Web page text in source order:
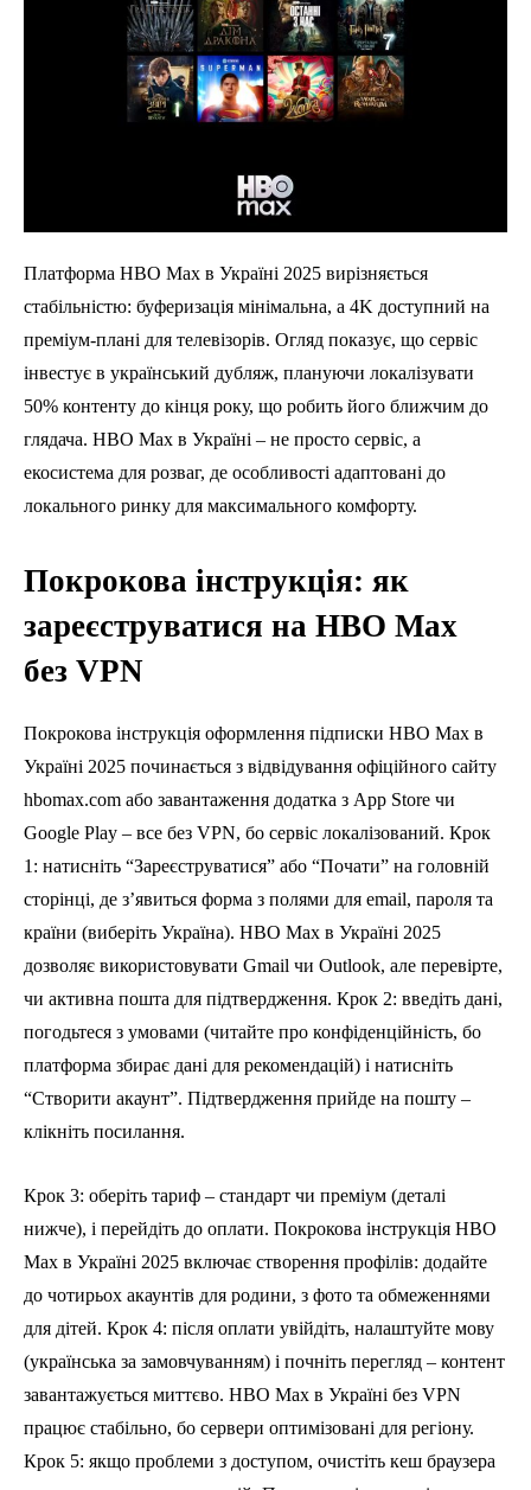
Платформа HBO Max в Україні 2025 вирізняється
стабільністю: буферизація мінімальна, а 4K доступний на
преміум-плані для телевізорів. Огляд показує, що сервіс
інвестує в український дубляж, плануючи локалізувати
50% контенту до кінця року, що робить його ближчим до
глядача. HBO Max в Україні – не просто сервіс, а
екосистема для розваг, де особливості адаптовані до
локального ринку для максимального комфорту.
Покрокова інструкція: як
зареєструватися на HBO Max
без VPN
Покрокова інструкція оформлення підписки HBO Max в
Україні 2025 починається з відвідування офіційного сайту
hbomax.com або завантаження додатка з App Store чи
Google Play – все без VPN, бо сервіс локалізований. Крок
1: натисніть “Зареєструватися” або “Почати” на головній
сторінці, де з’явиться форма з полями для email, пароля та
країни (виберіть Україна). HBO Max в Україні 2025
дозволяє використовувати Gmail чи Outlook, але перевірте,
чи активна пошта для підтвердження. Крок 2: введіть дані,
погодьтеся з умовами (читайте про конфіденційність, бо
платформа збирає дані для рекомендацій) і натисніть
“Створити акаунт”. Підтвердження прийде на пошту –
клікніть посилання.
Крок 3: оберіть тариф – стандарт чи преміум (деталі
нижче), і перейдіть до оплати. Покрокова інструкція HBO
Max в Україні 2025 включає створення профілів: додайте
до чотирьох акаунтів для родини, з фото та обмеженнями
для дітей. Крок 4: після оплати увійдіть, налаштуйте мову
(українська за замовчуванням) і почніть перегляд – контент
завантажується миттєво. HBO Max в Україні без VPN
працює стабільно, бо сервери оптимізовані для регіону.
Крок 5: якщо проблеми з доступом, очистіть кеш браузера